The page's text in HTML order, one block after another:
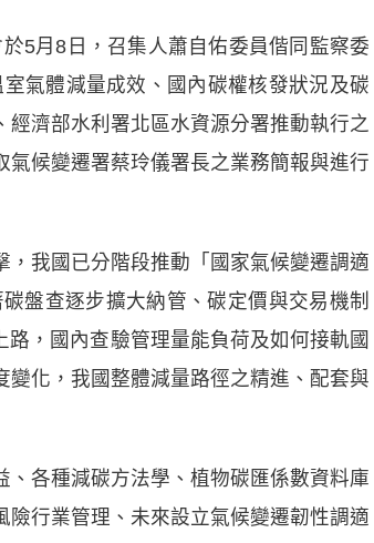
5月8日，召集人蕭自佑委員偕同監察委
氣體減量成效、國內碳權核發狀況及碳
濟部水利署北區水資源分署推動執行之
候變遷署蔡玲儀署長之業務簡報與進行
我國已分階段推動「國家氣候變遷調適
盤查逐步擴大納管、碳定價與交易機制
，國內查驗管理量能負荷及如何接軌國
化，我國整體減量路徑之精進、配套與
各種減碳方法學、植物碳匯係數資料庫
行業管理、未來設立氣候變遷韌性調適